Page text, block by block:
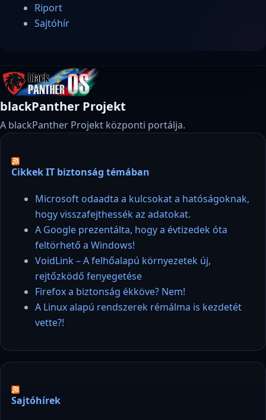
Riport
Sajtóhír
blackPanther Projekt
A blackPanther Projekt központi portálja.
Cikkek IT biztonság témában
Microsoft odaadta a kulcsokat a hatóságoknak,
hogy visszafejthessék az adatokat.
A Google prezentálta, hogy a évtizedek óta
feltörhető a Windows!
VoidLink – A felhőalapú környezetek új,
rejtőzködő fenyegetése
Firefox a biztonság ékköve? Nem!
A Linux alapú rendszerek rémálma is kezdetét
vette?!
Sajtóhírek